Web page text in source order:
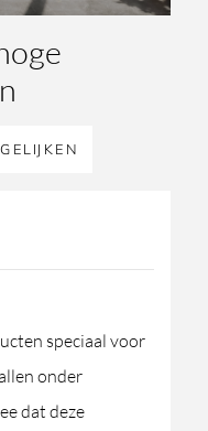
speciaal voor
onder
dat deze